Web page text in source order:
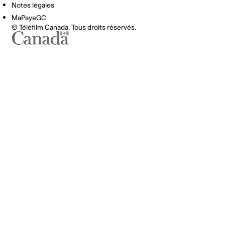
Notes légales
MaPayeGC
© Téléfilm Canada. Tous droits réservés.